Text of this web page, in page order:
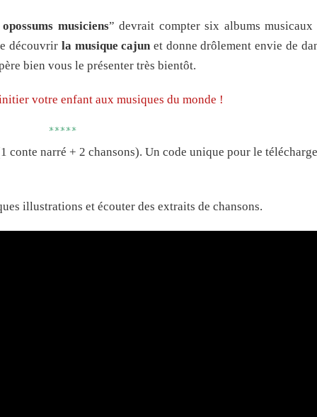
musiciens” devrait compter six albums musicaux
découvrir la musique cajun et donne drôlement envie de
bien vous le présenter très bientôt.
votre enfant aux musiques du monde !
*****
conte narré + 2 chansons). Un code unique pour le
illustrations et écouter des extraits de chansons.